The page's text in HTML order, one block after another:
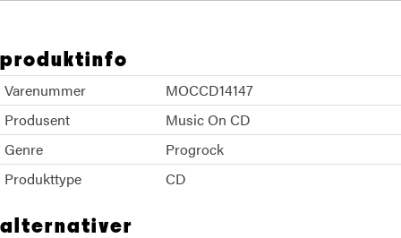
produktinfo
Varenummer
MOCCD14147
Produsent
Music On CD
Genre
Progrock
Produkttype
CD
alternativer